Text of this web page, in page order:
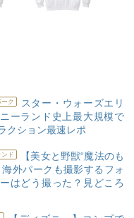
ク
スター・ウォーズエリ
ーランド史上最大規模で
クション最速レポ
ド
【美女と野獣“魔法のも
海外パークも撮影するフォ
はどう撮った？見どころ